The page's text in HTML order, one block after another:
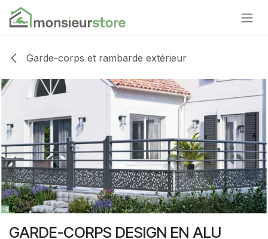
Se rendre au contenu
Garde-corps et rambarde extérieur
GARDE-CORPS DESIGN EN ALU